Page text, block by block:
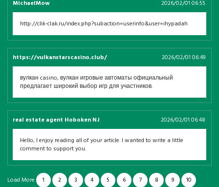
MichaelMow 2026/02/01 06:55
http://clik-clak.ru/index.php?subaction=userinfo&user=ihypadah
https://vulkanstarscasino.club/ 2026/02/01 06:49
вулкан casino, вулкан игровые автоматы официальный
предлагает широкий выбор игр для участников.
real estate agent Hoboken NJ 2026/02/01 06:48
Hello, I enjoy reading all of your article. I wanted to write a little
comment to support you.
Load More 1 2 3 4 5 6 7 8 9
10